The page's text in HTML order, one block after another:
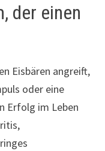
der einen
Eisbären angreift,
oder eine
Erfolg im Leben